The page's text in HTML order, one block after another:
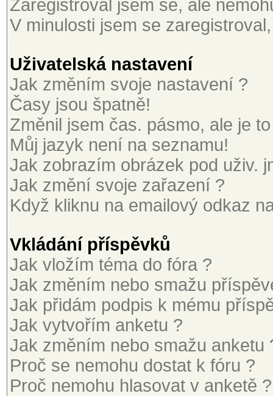
Zaregistroval jsem se, ale
V minulosti jsem se
Uživatelská nastavení
Jak změním svoje nastavení ?
Časy jsou špatně!
Změnil jsem čas. pásmo, ale je
Můj jazyk není na seznamu!
Jak zobrazím obrázek pod uživ.
Jak změní svoje zařazení ?
Když kliknu na emailový odkaz
Vkládání příspěvků
Jak vložím téma do fóra ?
Jak změním nebo smažu
Jak přidám podpis k mému
Jak vytvořím anketu ?
Jak změním nebo smažu anketu
Proč se nemohu dostat k fóru ?
Proč nemohu hlasovat v anketě ?